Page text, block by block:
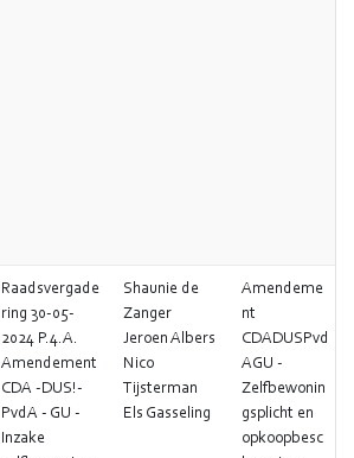
Raadsvergade
ring 30-05-
2024 P.4.A.
Amendement
CDA -DUS!-
PvdA - GU -
Inzake
Shaunie de
Zanger
Jeroen Albers
Nico
Tijsterman
Els Gasseling
Amendeme
nt
CDADUSPvd
AGU -
Zelfbewonin
gsplicht en
opkoopbesc